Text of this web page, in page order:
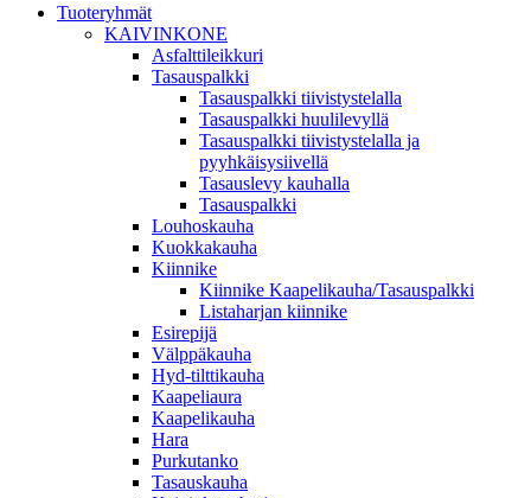
Tuoteryhmät
KAIVINKONE
Asfalttileikkuri
Tasauspalkki
Tasauspalkki tiivistystelalla
Tasauspalkki huulilevyllä
Tasauspalkki tiivistystelalla ja
pyyhkäisysiivellä
Tasauslevy kauhalla
Tasauspalkki
Louhoskauha
Kuokkakauha
Kiinnike
Kiinnike Kaapelikauha/Tasauspalkki
Listaharjan kiinnike
Esirepijä
Välppäkauha
Hyd-tilttikauha
Kaapeliaura
Kaapelikauha
Hara
Purkutanko
Tasauskauha